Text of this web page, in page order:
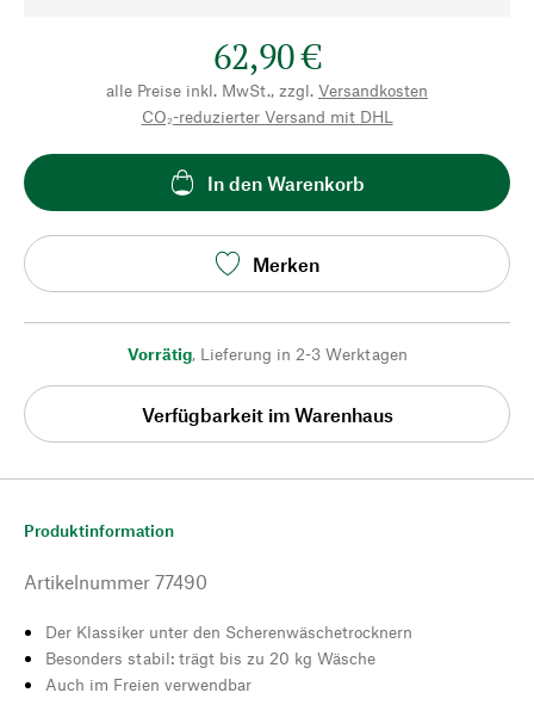
62,90 €
alle Preise inkl. MwSt., zzgl. Versandkosten
CO₂-reduzierter Versand mit DHL
In den Warenkorb
Merken
Vorrätig, Lieferung in 2-3 Werktagen
Verfügbarkeit im Warenhaus
Produktinformation
Artikelnummer 77490
Der Klassiker unter den Scherenwäschetrocknern
Besonders stabil: trägt bis zu 20 kg Wäsche
Auch im Freien verwendbar